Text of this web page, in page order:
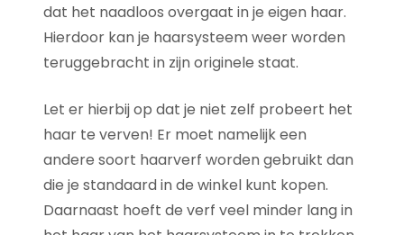
dat het naadloos overgaat in je eigen haar.
Hierdoor kan je haarsysteem weer worden
teruggebracht in zijn originele staat.
Let er hierbij op dat je niet zelf probeert het
haar te verven! Er moet namelijk een
andere soort haarverf worden gebruikt dan
die je standaard in de winkel kunt kopen.
Daarnaast hoeft de verf veel minder lang in